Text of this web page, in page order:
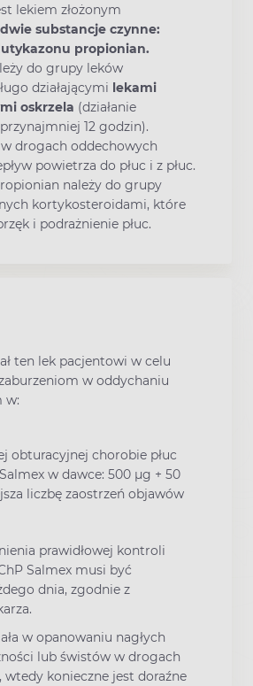
lekiem złożonym
dwie substancje czynne:
propionian.
do grupy leków
działającymi lekami
oskrzela (działanie
12 godzin).
drogach oddechowych
powietrza do płuc i z płuc.
należy do grupy
kortykosteroidami, które
i podrażnienie płuc.
ten lek pacjentowi w celu
w oddychaniu
w:
obturacyjnej chorobie płuc
w dawce: 500 μg + 50
liczbę zaostrzeń objawów
prawidłowej kontroli
Salmex musi być
dnia, zgodnie z
w opanowaniu nagłych
lub świstów w drogach
wtedy konieczne jest doraźne